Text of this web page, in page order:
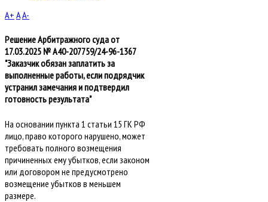
A+ AA-
Решение Арбитражного суда от
17.03.2025 № А40-207759/24-96-1367
"Заказчик обязан заплатить за
выполненные работы, если подрядчик
устранил замечания и подтвердил
готовность результата"
На основании пункта 1 статьи 15 ГК РФ
лицо, право которого нарушено, может
требовать полного возмещения
причиненных ему убытков, если законом
или договором не предусмотрено
возмещение убытков в меньшем
размере.